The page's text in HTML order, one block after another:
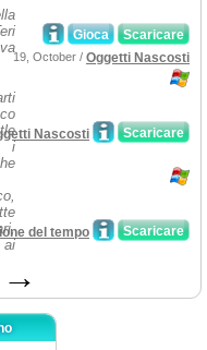
Scaricare
Gioca
19, October / Oggetti Nascosti
i
Scaricare
Nascosti
ai
Scaricare
del tempo
→